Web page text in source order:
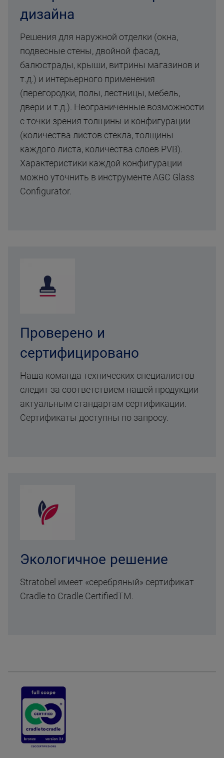
дизайна
Решения для наружной отделки (окна,
подвесные стены, двойной фасад,
балюстрады, крыши, витрины магазинов и
т.д.) и интерьерного применения
(перегородки, полы, лестницы, мебель,
двери и т.д.). Неограниченные возможности
с точки зрения толщины и конфигурации
(количества листов стекла, толщины
каждого листа, количества слоев PVB).
Характеристики каждой конфигурации
можно уточнить в инструменте AGC Glass
Configurator.
Проверено и
сертифицировано
Наша команда технических специалистов
следит за соответствием нашей продукции
актуальным стандартам сертификации.
Сертификаты доступны по запросу.
Экологичное решение
Stratobel имеет «серебряный» сертификат
Cradle to Cradle CertifiedTM.